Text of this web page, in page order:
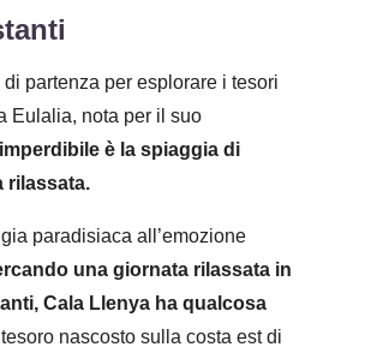
partenza per esplorare i tesori
Eulalia, nota per il suo
è la spiaggia di
rilassata.
paradisiaca all’emozione
una giornata rilassata in
Cala Llenya ha qualcosa
nascosto sulla costa est di